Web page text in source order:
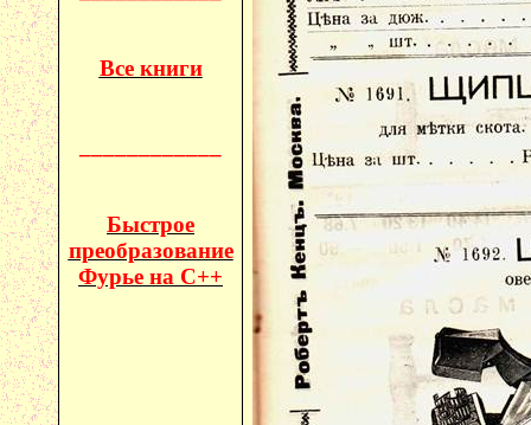
Все книги
Быстрое
преобразование
Фурье на C++